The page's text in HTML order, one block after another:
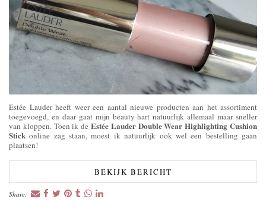
Estée Lauder heeft weer een aantal nieuwe producten aan het assortiment
toegevoegd, en daar gaat mijn beauty-hart natuurlijk allemaal maar sneller
van kloppen. Toen ik de Estée Lauder Double Wear Highlighting Cushion
Stick online zag staan, moest ik natuurlijk ook wel een bestelling gaan
plaatsen!
BEKIJK BERICHT
Share: